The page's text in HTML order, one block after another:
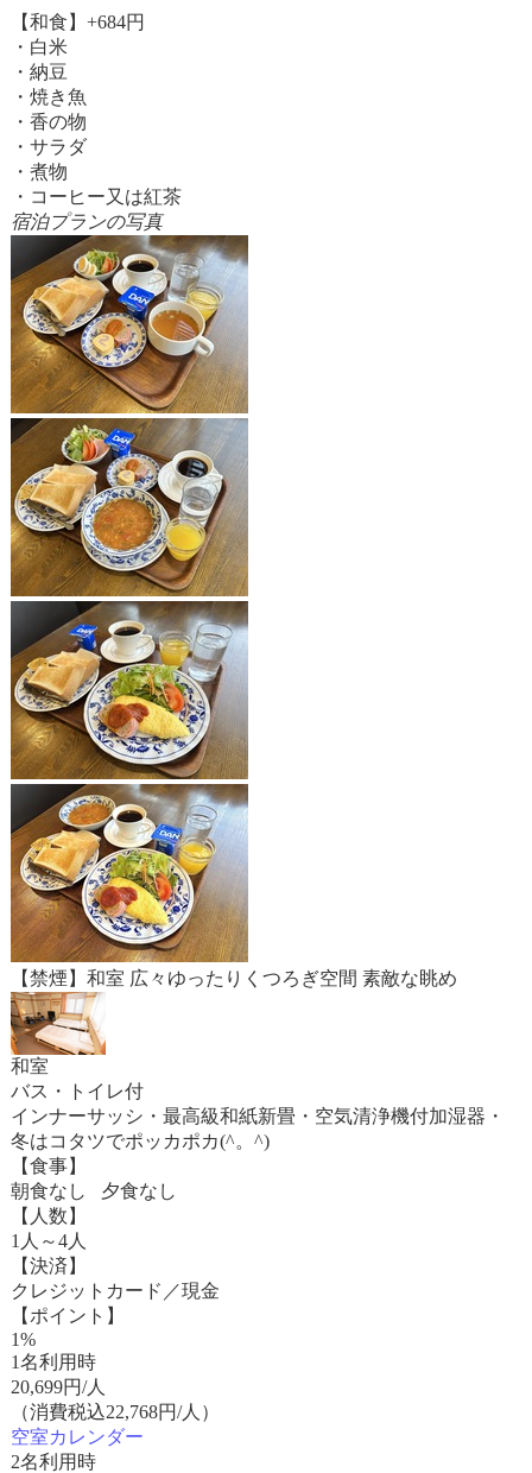
【和食】+684円
・白米
・納豆
・焼き魚
・香の物
・サラダ
・煮物
・コーヒー又は紅茶
宿泊プランの写真
【禁煙】和室 広々ゆったりくつろぎ空間 素敵な眺め
和室
バス・トイレ付
インナーサッシ・最高級和紙新畳・空気清浄機付加湿器・
冬はコタツでポッカポカ(^。^)
【食事】
朝食なし 夕食なし
【人数】
1人～4人
【決済】
クレジットカード／現金
【ポイント】
1%
1名利用時
20,699円/人
（消費税込22,768円/人）
空室カレンダー
2名利用時